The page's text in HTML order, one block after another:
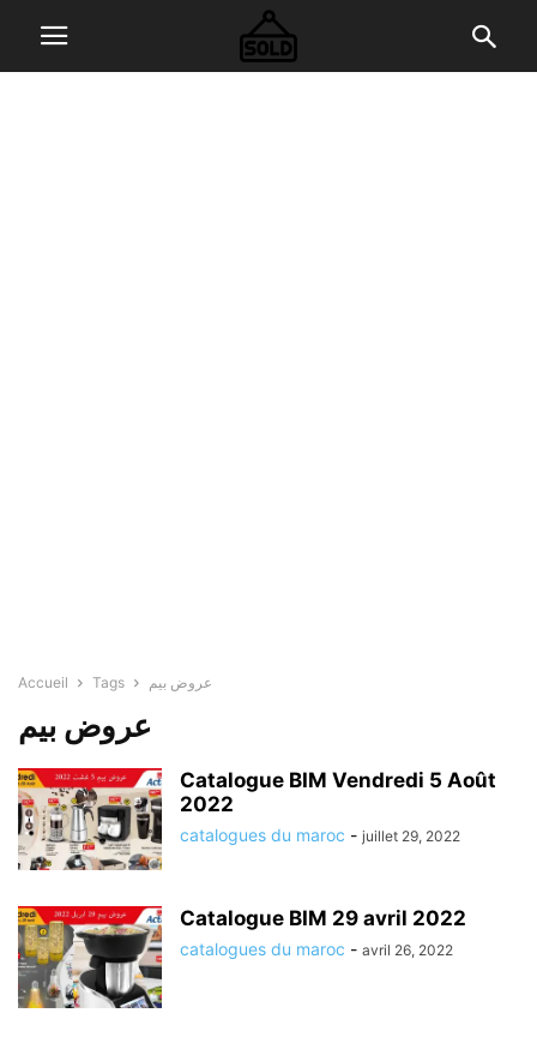
Accueil Tags عروض بيم
عروض بيم
Catalogue BIM Vendredi 5 Août
2022
catalogues du maroc - juillet 29, 2022
Catalogue BIM 29 avril 2022
catalogues du maroc - avril 26, 2022